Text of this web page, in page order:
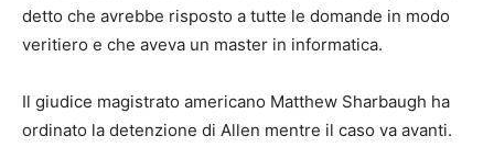
detto che avrebbe risposto a tutte le domande in modo
veritiero e che aveva un master in informatica.
Il giudice magistrato americano Matthew Sharbaugh ha
ordinato la detenzione di Allen mentre il caso va avanti.